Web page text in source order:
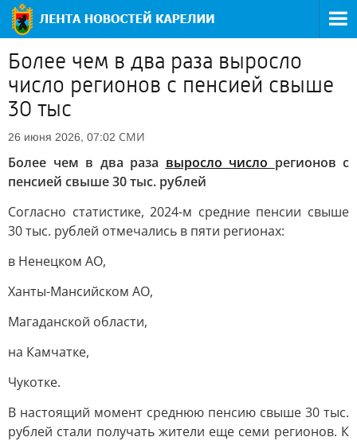
Более чем в два раза выросло
число регионов с пенсией свыше
30 тыс
26 июня 2026, 07:02 СМИ
Более чем в два раза выросло число регионов с
пенсией свыше 30 тыс. рублей
Согласно статистике, 2024-м средние пенсии свыше
30 тыс. рублей отмечались в пяти регионах:
в Ненецком АО,
Ханты-Мансийском АО,
Магаданской области,
на Камчатке,
Чукотке.
В настоящий момент среднюю пенсию свыше 30 тыс.
рублей стали получать жители еще семи регионов. К